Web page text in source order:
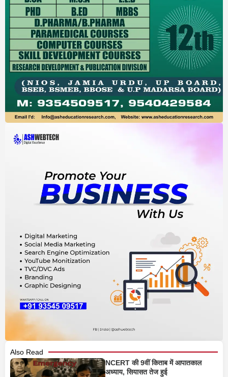
Also Read
NCERT की 9वीं किताब में आपातकाल
अध्याय, सियासत तेज हुई